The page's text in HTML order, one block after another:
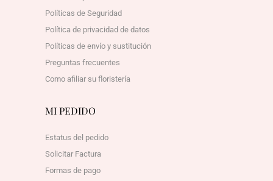
Políticas de Seguridad
Política de privacidad de datos
Políticas de envío y sustitución
Preguntas frecuentes
Como afiliar su floristería
MI PEDIDO
Estatus del pedido
Solicitar Factura
Formas de pago